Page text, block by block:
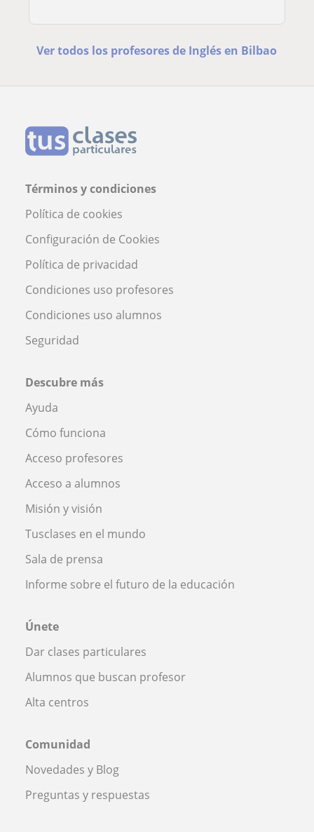
Ver todos los profesores de Inglés en Bilbao
Términos y condiciones
Política de cookies
Configuración de Cookies
Política de privacidad
Condiciones uso profesores
Condiciones uso alumnos
Seguridad
Descubre más
Ayuda
Cómo funciona
Acceso profesores
Acceso a alumnos
Misión y visión
Tusclases en el mundo
Sala de prensa
Informe sobre el futuro de la educación
Únete
Dar clases particulares
Alumnos que buscan profesor
Alta centros
Comunidad
Novedades y Blog
Preguntas y respuestas